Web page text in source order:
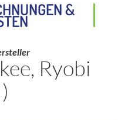
&
Ryobi